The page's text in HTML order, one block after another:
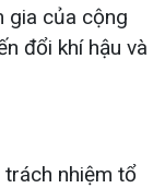
gia của cộng
đổi khí hậu và
trách nhiệm tổ